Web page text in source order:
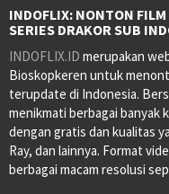
INDOFLIX: NONTON
SERIES DRAKOR SUB
INDOFLIX.ID merupakan
Bioskopkeren untuk
terupdate di Indonesia.
menikmati berbagai banyak
dengan gratis dan kualitas
Ray, dan lainnya. Format
berbagai macam resolusi